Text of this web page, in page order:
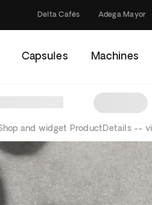
Delta Cafés Adega Mayor
Capsules Machines
and widget ProductDetails --